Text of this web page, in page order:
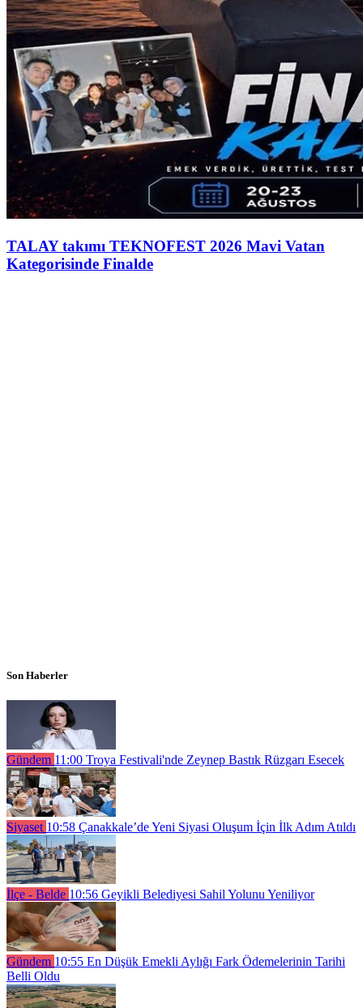
TALAY takımı TEKNOFEST 2026 Mavi Vatan
Kategorisinde Finalde
Son Haberler
Gündem 11:00 Troya Festivali'nde Zeynep Bastık Rüzgarı Esecek
Siyaset 10:58 Çanakkale’de Yeni Siyasi Oluşum İçin İlk Adım Atıldı
İlçe - Belde 10:56 Geyikli Belediyesi Sahil Yolunu Yeniliyor
Gündem 10:55 En Düşük Emekli Aylığı Fark Ödemelerinin Tarihi
Belli Oldu